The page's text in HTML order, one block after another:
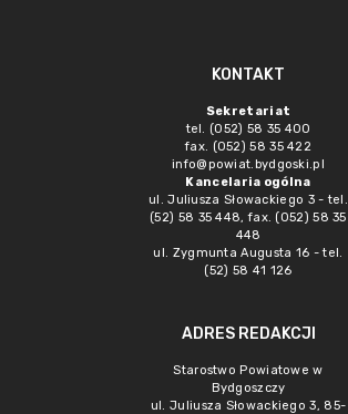
KONTAKT
Sekretariat
tel. (052) 58 35 400
fax. (052) 58 35 422
info@powiat.bydgoski.pl
Kancelaria ogólna
ul. Juliusza Słowackiego 3 - tel.
(52) 58 35 448, fax. (052) 58 35
448
ul. Zygmunta Augusta 16 - tel.
(52) 58 41 126
ADRES REDAKCJI
Starostwo Powiatowe w
Bydgoszczy
ul. Juliusza Słowackiego 3, 85-